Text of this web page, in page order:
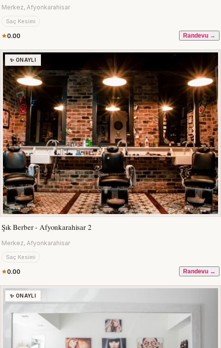
Merkez, Afyonkarahisar
Saç Kesimi
0.00 Randevu →
✨ ONAYLI
Şık Berber - Afyonkarahisar 2
Merkez, Afyonkarahisar
Saç Kesimi
0.00 Randevu →
✨ ONAYLI